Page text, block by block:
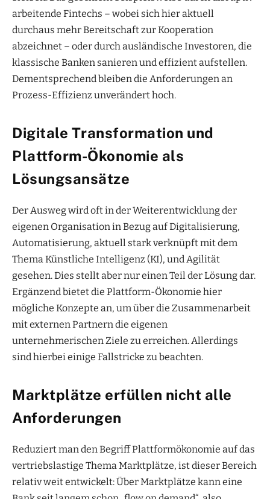
arbeitende Fintechs – wobei sich hier aktuell
durchaus mehr Bereitschaft zur Kooperation
abzeichnet – oder durch ausländische Investoren, die
klassische Banken sanieren und effizient aufstellen.
Dementsprechend bleiben die Anforderungen an
Prozess-Effizienz unverändert hoch.
Digitale Transformation und
Plattform-Ökonomie als
Lösungsansätze
Der Ausweg wird oft in der Weiterentwicklung der
eigenen Organisation in Bezug auf Digitalisierung,
Automatisierung, aktuell stark verknüpft mit dem
Thema Künstliche Intelligenz (KI), und Agilität
gesehen. Dies stellt aber nur einen Teil der Lösung dar.
Ergänzend bietet die Plattform-Ökonomie hier
mögliche Konzepte an, um über die Zusammenarbeit
mit externen Partnern die eigenen
unternehmerischen Ziele zu erreichen. Allerdings
sind hierbei einige Fallstricke zu beachten.
Marktplätze erfüllen nicht alle
Anforderungen
Reduziert man den Begriff Plattformökonomie auf das
vertriebslastige Thema Marktplätze, ist dieser Bereich
relativ weit entwickelt: Über Marktplätze kann eine